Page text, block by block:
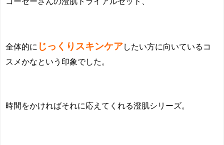
全体的に じっくりスキンケアしたい方に向いているコ
スメかなという印象でした。
時間をかければそれに応えてくれる澄肌シリーズ。